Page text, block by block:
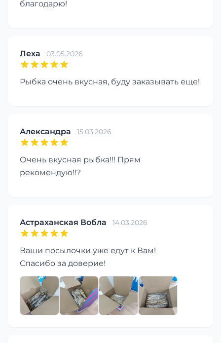
благодарю!
Леха 03.05.2026
Рыбка очень вкусная, буду заказывать еще!
Александра 15.03.2026
Очень вкусная рыбка!!! Прям
рекомендую!!?
Астраханская Вобла 14.03.2026
Ваши посылочки уже едут к Вам!
Спасибо за доверие!